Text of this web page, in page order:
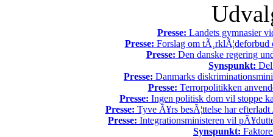
Presse: Landets gymnasier
Presse: Forslag om tÃ¸rklÃ¦deforbud
Presse: Den danske regering
Synspunkt:
Presse: Danmarks
Presse: Terrorpolitikken
Presse: Ingen politisk dom vil stoppe
Presse: Tyve Ã¥rs besÃ¦ttelse har
Presse: Integrationsministeren vil
Synspunkt: